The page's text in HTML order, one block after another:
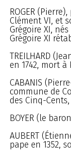
ROGER
Clément VI, et
Grégoire XI,
Grégoire XI
TREILHARD
en 1742, mort à
CABANIS
commune de
des Cinq-
BOYER (le
AUBERT
pape en 1352,